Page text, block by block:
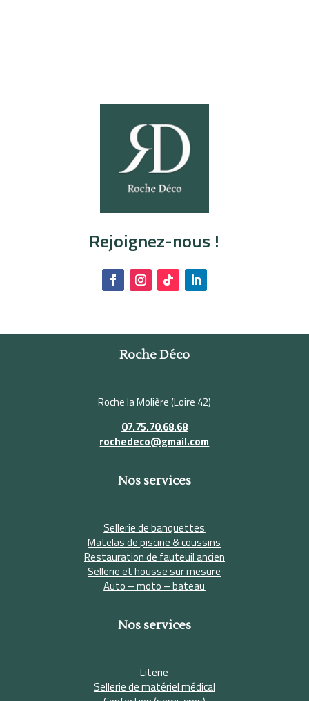
Rejoignez-nous !
Roche Déco
Roche la Molière (Loire 42)
07.75.70.68.68
rochedeco@gmail.com
Nos services
Sellerie de banquettes
Matelas de piscine & coussins
Restauration de fauteuil ancien
Sellerie et housse sur mesure
Auto – moto – bateau
Nos services
Literie
Sellerie de matériel médical